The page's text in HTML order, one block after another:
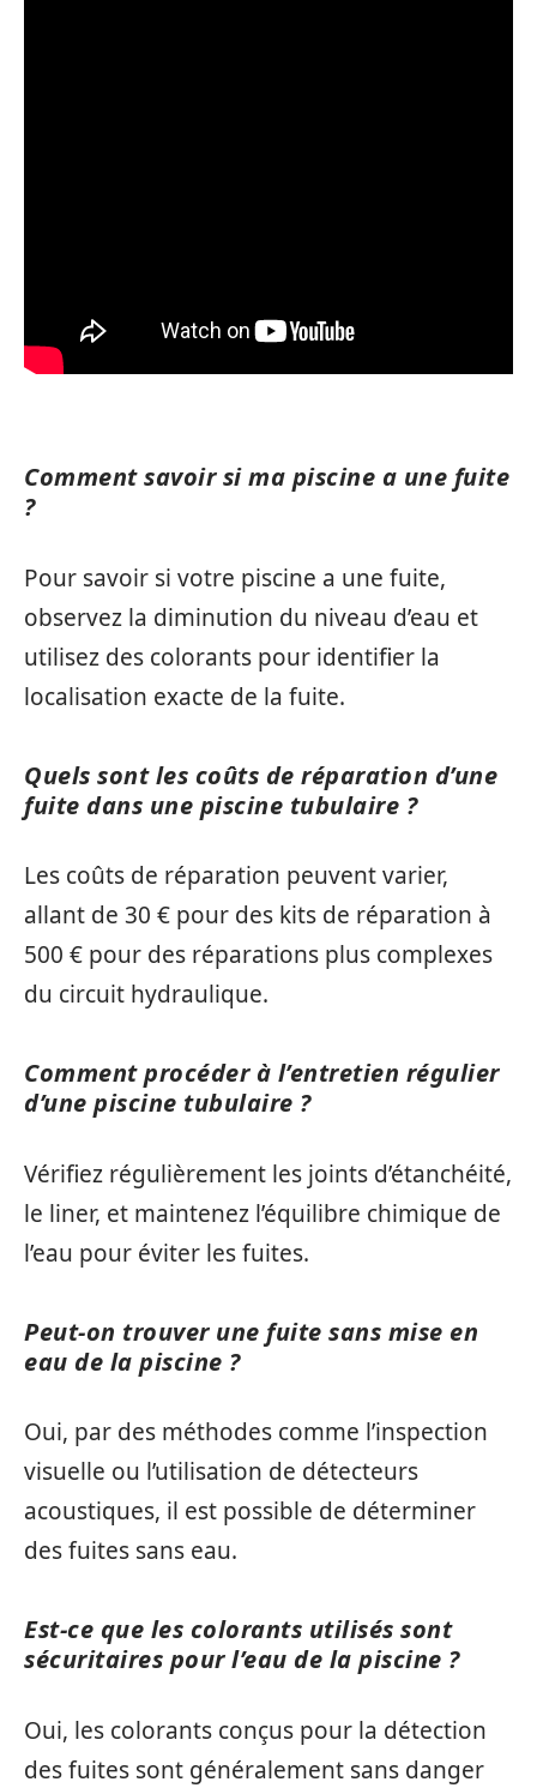
Comment savoir si ma piscine a une fuite
?
Pour savoir si votre piscine a une fuite,
observez la diminution du niveau d’eau et
utilisez des colorants pour identifier la
localisation exacte de la fuite.
Quels sont les coûts de réparation d’une
fuite dans une piscine tubulaire ?
Les coûts de réparation peuvent varier,
allant de 30 € pour des kits de réparation à
500 € pour des réparations plus complexes
du circuit hydraulique.
Comment procéder à l’entretien régulier
d’une piscine tubulaire ?
Vérifiez régulièrement les joints d’étanchéité,
le liner, et maintenez l’équilibre chimique de
l’eau pour éviter les fuites.
Peut-on trouver une fuite sans mise en
eau de la piscine ?
Oui, par des méthodes comme l’inspection
visuelle ou l’utilisation de détecteurs
acoustiques, il est possible de déterminer
des fuites sans eau.
Est-ce que les colorants utilisés sont
sécuritaires pour l’eau de la piscine ?
Oui, les colorants conçus pour la détection
des fuites sont généralement sans danger